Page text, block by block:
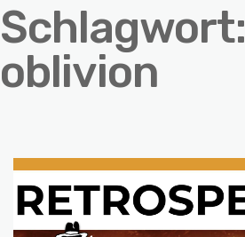
Schlagwort:
oblivion